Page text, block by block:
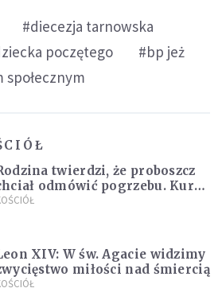
#diecezja tarnowska
poczętego
#bp jeż
twierdzi, że proboszcz
odmówić pogrzebu. Kuria
wyjaśnienia
XIV: W św. Agacie widzimy
miłości nad śmiercią